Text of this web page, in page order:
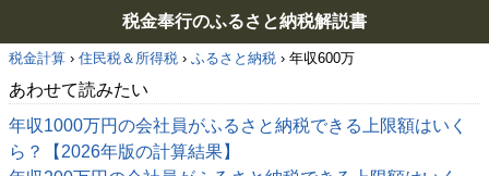
税金奉行のふるさと納税解説書
税金計算 › 住民税＆所得税 › ふるさと納税 › 年収600万
あわせて読みたい
年収1000万円の会社員がふるさと納税できる上限額はいく
ら？【2026年版の計算結果】